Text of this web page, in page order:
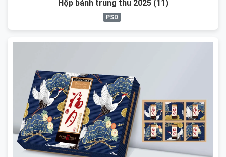
Hộp bánh trung thu 2025 (11)
PSD